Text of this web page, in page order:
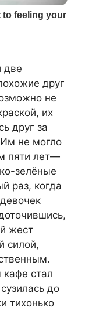
две
друг
не
их
друг за
не могло
пяти лет—
зелёные
раз, когда
жест
силой,
стал
до
тихонько